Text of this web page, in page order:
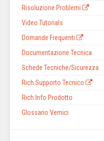
Risoluzione Problemi
Video Tutorials
Domande Frequenti
Documentazione Tecnica
Schede Tecniche/Sicurezza
Rich.Supporto Tecnico
Rich.Info Prodotto
Glossario Vernici